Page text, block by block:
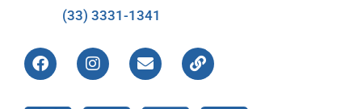
(33) 3331-1341